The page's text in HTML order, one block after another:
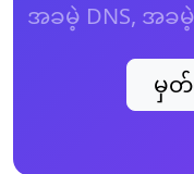
အခမဲ့ DNS, အခ
မှတ်